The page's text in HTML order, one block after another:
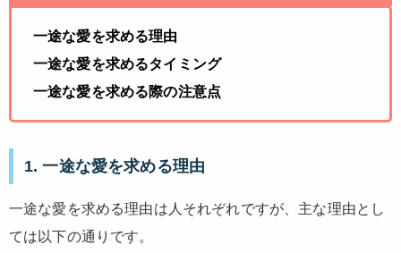
一途な愛を求める理由
一途な愛を求めるタイミング
一途な愛を求める際の注意点
1. 一途な愛を求める理由
一途な愛を求める理由は人それぞれですが、主な理由とし
ては以下の通りです。